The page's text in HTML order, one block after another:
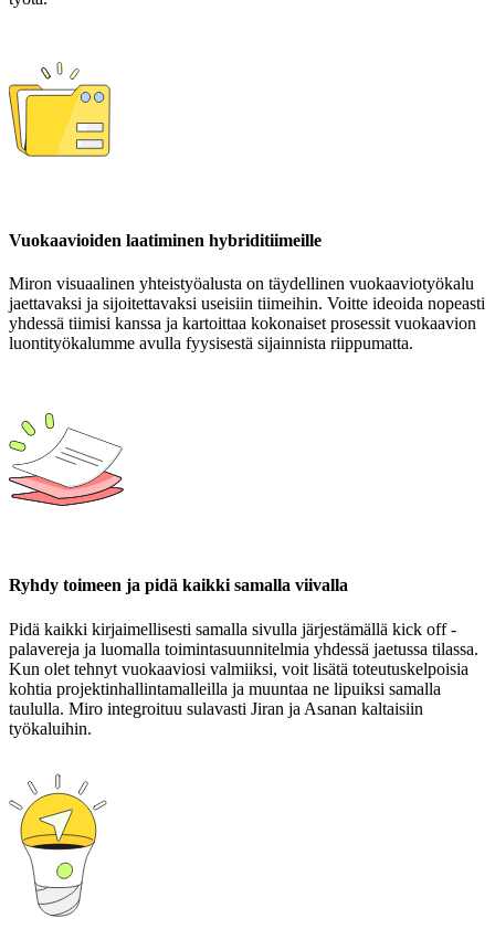
Vuokaavioiden laatiminen hybriditiimeille
Miron visuaalinen yhteistyöalusta on täydellinen vuokaaviotyökalu
jaettavaksi ja sijoitettavaksi useisiin tiimeihin. Voitte ideoida nopeasti
yhdessä tiimisi kanssa ja kartoittaa kokonaiset prosessit vuokaavion
luontityökalumme avulla fyysisestä sijainnista riippumatta.
Ryhdy toimeen ja pidä kaikki samalla viivalla
Pidä kaikki kirjaimellisesti samalla sivulla järjestämällä kick off -
palavereja ja luomalla toimintasuunnitelmia yhdessä jaetussa tilassa.
Kun olet tehnyt vuokaaviosi valmiiksi, voit lisätä toteutuskelpoisia
kohtia projektinhallintamalleilla ja muuntaa ne lipuiksi samalla
taululla. Miro integroituu sulavasti Jiran ja Asanan kaltaisiin
työkaluihin.